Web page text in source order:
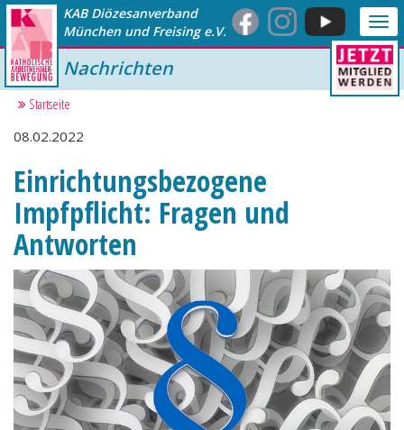
KAB Diözesanverband
München und Freising e.V.
Nachrichten
Startseite
08.02.2022
Einrichtungsbezogene
Impfpflicht: Fragen und
Antworten